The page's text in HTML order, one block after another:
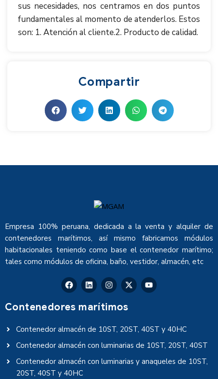
sus necesidades, nos centramos en dos puntos
fundamentales al momento de atenderlos. Estos
son: 1. Atención al cliente.2. Producto de calidad.
Compartir
Empresa 100% peruana, dedicada a la venta y alquiler de
contenedores marítimos, así mismo fabricamos módulos
habitacionales teniendo como base el contenedor marítimo;
tales como módulos de oficina, baño, vestidor, almacén, etc
Contenedores marítimos
Contenedor almacén de 10ST, 20ST, 40ST y 40HC
Contenedor almacén con luminarias de 10ST, 20ST, 40ST
Contenedor almacén con luminarias y anaqueles de 10ST,
20ST, 40ST y 40HC